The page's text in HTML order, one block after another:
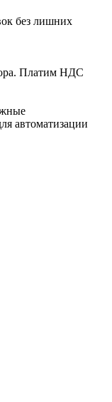
без лишних
Платим НДС​
автоматизации